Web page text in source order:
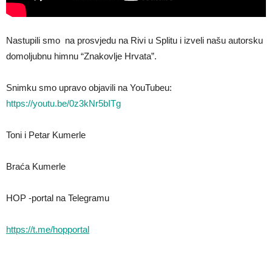
Nastupili smo na prosvjedu na Rivi u Splitu i izveli našu autorsku
domoljubnu himnu “Znakovlje Hrvata”.
Snimku smo upravo objavili na YouTubeu:
https://youtu.be/0z3kNr5bITg
Toni i Petar Kumerle
Braća Kumerle
HOP -portal na Telegramu
https://t.me/hopportal